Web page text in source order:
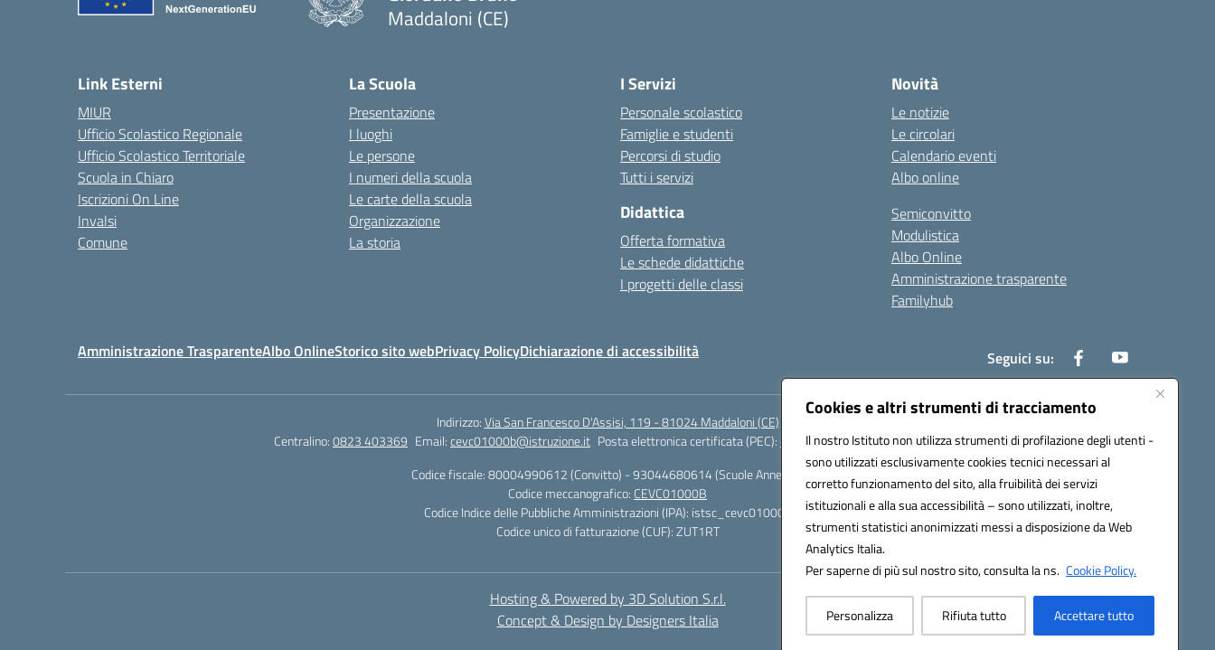
Cookies e altri strumenti di tracciamento
Il nostro Istituto non utilizza strumenti di profilazione degli utenti -
sono utilizzati esclusivamente cookies tecnici necessari al
corretto funzionamento del sito, alla fruibilità dei servizi
istituzionali e alla sua accessibilità – sono utilizzati, inoltre,
strumenti statistici anonimizzati messi a disposizione da Web
Analytics Italia.
Per saperne di più sul nostro sito, consulta la ns. Cookie Policy.
Personalizza Rifiuta tutto Accettare tutto
Maddaloni (CE)
Link Esterni
MIUR
Ufficio Scolastico Regionale
Ufficio Scolastico Territoriale
Scuola in Chiaro
Iscrizioni On Line
Invalsi
Comune
La Scuola
Presentazione
I luoghi
Le persone
I numeri della scuola
Le carte della scuola
Organizzazione
La storia
I Servizi
Personale scolastico
Famiglie e studenti
Percorsi di studio
Tutti i servizi
Didattica
Offerta formativa
Le schede didattiche
I progetti delle classi
Novità
Le notizie
Le circolari
Calendario eventi
Albo online
Semiconvitto
Modulistica
Albo Online
Amministrazione trasparente
Familyhub
Amministrazione TrasparenteAlbo OnlineStorico sito webPrivacy PolicyDichiarazione di accessibilità Seguici su:
Indirizzo:Via San Francesco D'Assisi, 119 - 81024 Maddaloni (CE)
Centralino:0823 403369 Email:cevc01000b@istruzione.it Posta elettronica certificata (PEC):cevc01000b@pec.istruzione.it
Codice fiscale: 80004990612 (Convitto) - 93044680614 (Scuole Annesse)
Codice meccanografico: CEVC01000B
Codice Indice delle Pubbliche Amministrazioni (IPA): istsc_cevc01000b
Codice unico di fatturazione (CUF): ZUT1RT
Hosting & Powered by 3D Solution S.r.l.
Concept & Design by Designers Italia